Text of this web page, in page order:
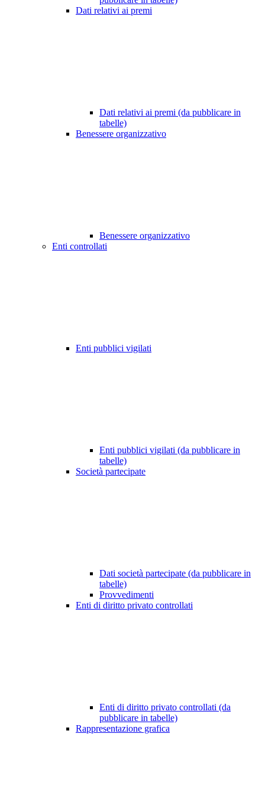
Dati relativi ai premi
Dati relativi ai premi (da pubblicare in
tabelle)
Benessere organizzativo
Benessere organizzativo
Enti controllati
Enti pubblici vigilati
Enti pubblici vigilati (da pubblicare in
tabelle)
Società partecipate
Dati società partecipate (da pubblicare in
tabelle)
Provvedimenti
Enti di diritto privato controllati
Enti di diritto privato controllati (da
pubblicare in tabelle)
Rappresentazione grafica